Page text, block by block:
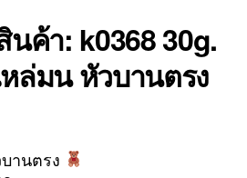
นค้า: k0368 30g.
ล่มน หัวบานตรง
านตรง